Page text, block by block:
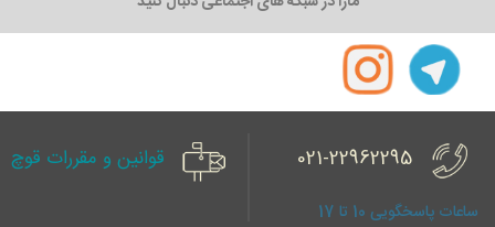
021-22962295
ساعات پاسخگویی 10 تا 17
قوانین و مقررات قوچ